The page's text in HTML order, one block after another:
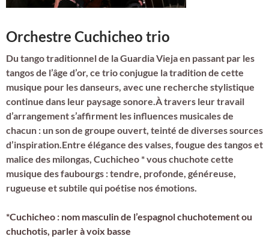
Orchestre Cuchicheo trio
Du tango traditionnel de la Guardia Vieja en passant par les
tangos de l’âge d’or, ce trio conjugue la tradition de cette
musique pour les danseurs, avec une recherche stylistique
continue dans leur paysage sonore.À travers leur travail
d’arrangement s’affirment les influences musicales de
chacun : un son de groupe ouvert, teinté de diverses sources
d’inspiration.Entre élégance des valses, fougue des tangos et
malice des milongas, Cuchicheo * vous chuchote cette
musique des faubourgs : tendre, profonde, généreuse,
rugueuse et subtile qui poétise nos émotions.
*Cuchicheo : nom masculin de l’espagnol chuchotement ou
chuchotis, parler à voix basse